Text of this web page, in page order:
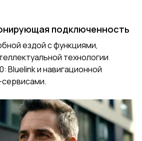
подключенность
ездой с функциями,
технологии
Bluelink и навигационной